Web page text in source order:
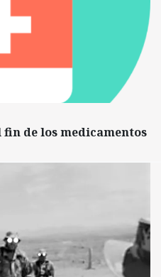
fin de los medicamentos